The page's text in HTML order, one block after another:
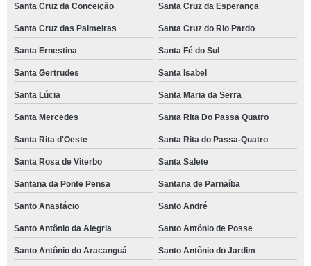
Santa Cruz da Conceição Santa Cruz da Esperança
Santa Cruz das Palmeiras Santa Cruz do Rio Pardo
Santa Ernestina Santa Fé do Sul
Santa Gertrudes Santa Isabel
Santa Lúcia Santa Maria da Serra
Santa Mercedes Santa Rita Do Passa Quatro
Santa Rita d'Oeste Santa Rita do Passa-Quatro
Santa Rosa de Viterbo Santa Salete
Santana da Ponte Pensa Santana de Parnaíba
Santo Anastácio Santo André
Santo Antônio da Alegria Santo Antônio de Posse
Santo Antônio do Aracanguá Santo Antônio do Jardim